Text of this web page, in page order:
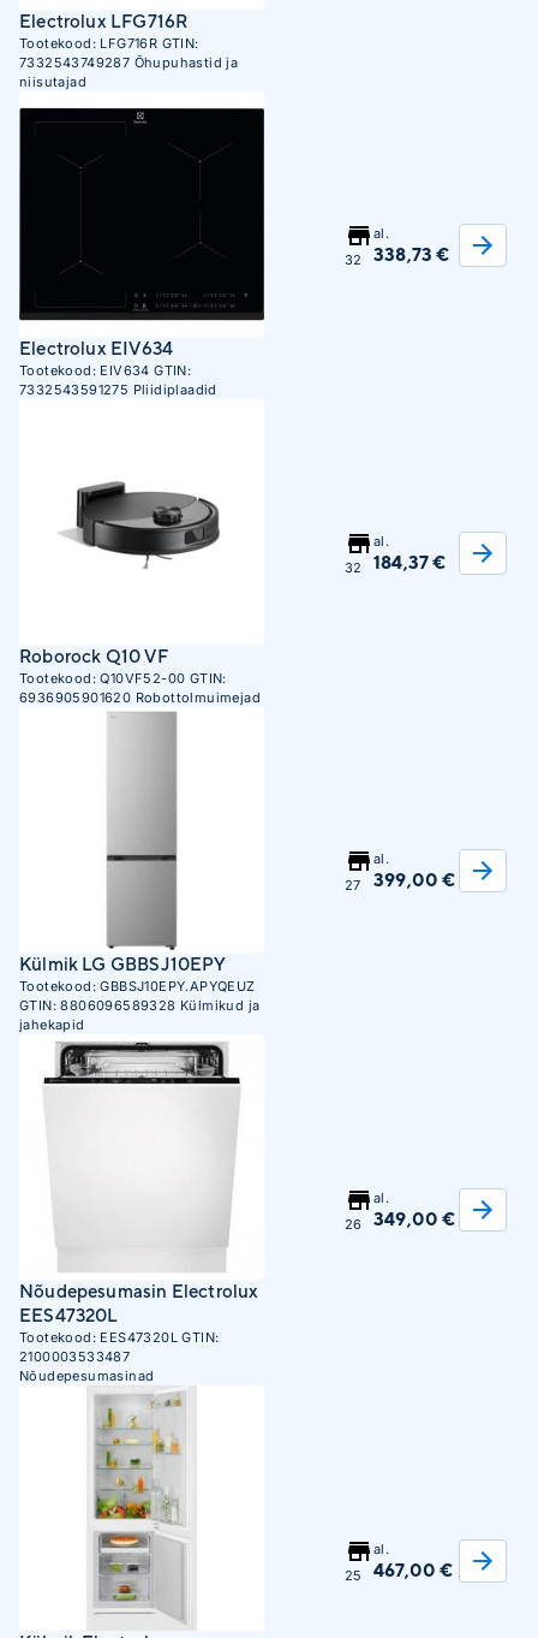
Electrolux LFG716R
Tootekood: LFG716R GTIN:
7332543749287 Õhupuhastid ja
niisutajad
Electrolux EIV634
Tootekood: EIV634 GTIN:
7332543591275 Pliidiplaadid
32
al.
338,73 €
Roborock Q10 VF
Tootekood:Q10VF52-00 GTIN:
6936905901620 Robottolmuimejad
32
al.
184,37 €
Külmik LG GBBSJ10EPY
Tootekood:GBBSJ10EPY.APYQEUZ
GTIN:8806096589328 Külmikud ja
jahekapid
27
al.
399,00 €
Nõudepesumasin Electrolux
EES47320L
Tootekood: EES47320L GTIN:
2100003533487
Nõudepesumasinad
26
al.
349,00 €
25
al.
467,00 €